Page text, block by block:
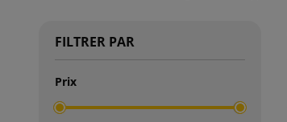
FILTRER PAR
Prix